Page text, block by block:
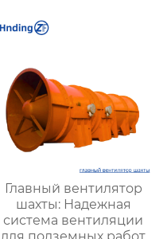
систем |
Энергоэффективные
вентиляции
Главный вентилятор
шахты: Надежная
система вентиляции